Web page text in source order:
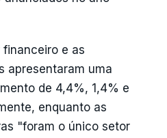
e as
apresentaram uma
de 4,4%, 1,4% e
enquanto as
"foram o único setor